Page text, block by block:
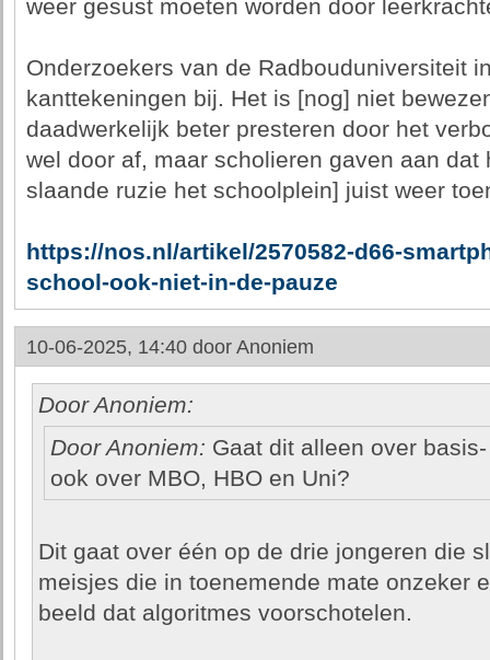
weer gesust moeten worden door
Onderzoekers van de Radbouduniversiteit
kanttekeningen bij. Het is [nog] niet
daadwerkelijk beter presteren door het
wel door af, maar scholieren gaven aan dat
slaande ruzie het schoolplein] juist weer
https://nos.nl/artikel/2570582-d66-
school-ook-niet-in-de-pauze
10-06-2025, 14:40 door Anoniem
Door Anoniem:
Door Anoniem: Gaat dit alleen over
ook over MBO, HBO en Uni?
Dit gaat over één op de drie jongeren die
meisjes die in toenemende mate onzeker
beeld dat algoritmes voorschotelen.